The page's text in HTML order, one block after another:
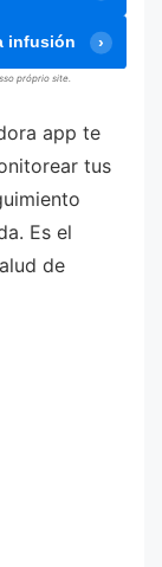
infusión
próprio site.
app te
tus
Es el
de